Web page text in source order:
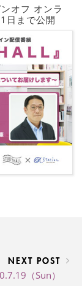
オフ オンラ
日まで公開
NEXT POST
（Sun）